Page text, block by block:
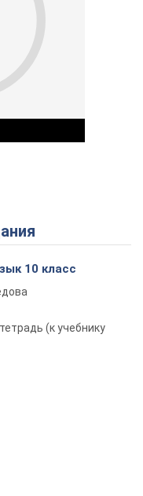
Video
10 класс
(к учебнику